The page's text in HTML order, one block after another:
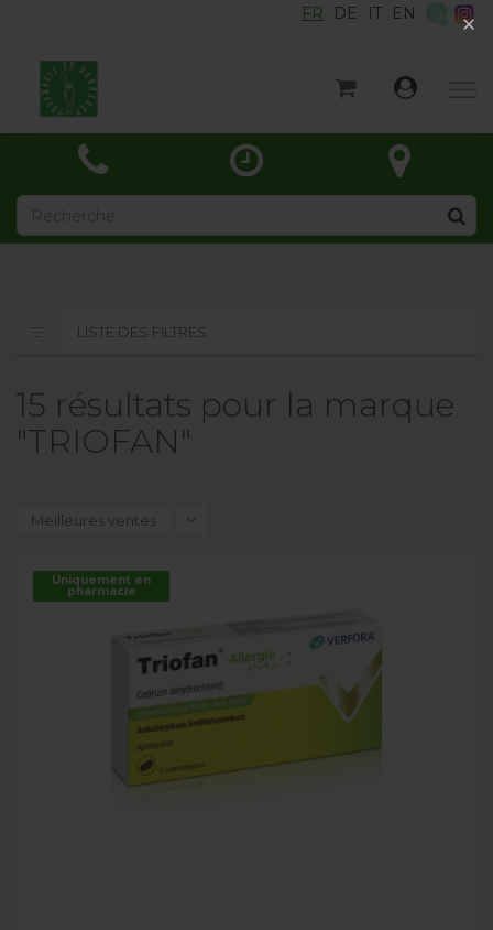
×
FR DE IT EN
×
Accueil
Catégories
Actualités
À propos
LISTE DES FILTRES
15 résultats pour la marque
"TRIOFAN"
Meilleures ventes
Uniquement en
pharmacie